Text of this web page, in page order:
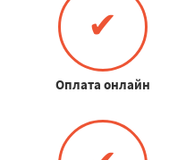
✔
Оплата онлайн